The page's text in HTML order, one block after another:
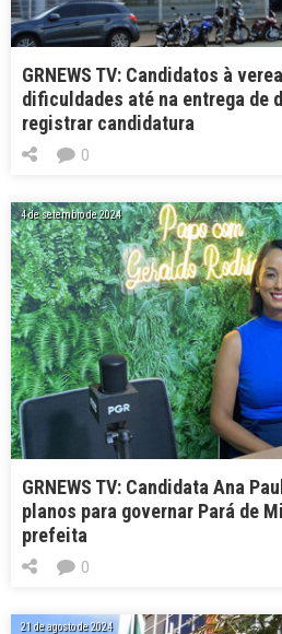
GRNEWS TV: Candidatos à
dificuldades até na entrega de
registrar candidatura
0
4 de setembro de 2024
GRNEWS TV: Candidata Ana
planos para governar Pará de
prefeita
0
21 de agosto de 2024